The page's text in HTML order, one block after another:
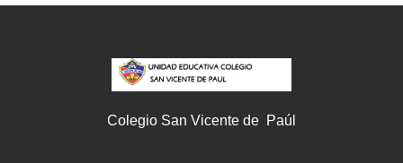
Colegio San Vicente de Paúl